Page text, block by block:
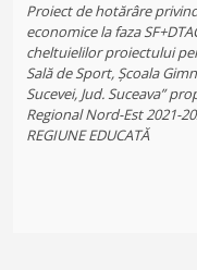
Proiect de hotărâre
economice la faza
cheltuielilor proiectului
Sală de Sport, Școala
Sucevei, Jud. Suceava”
Regional Nord-Est 2021-
REGIUNE EDUCATĂ